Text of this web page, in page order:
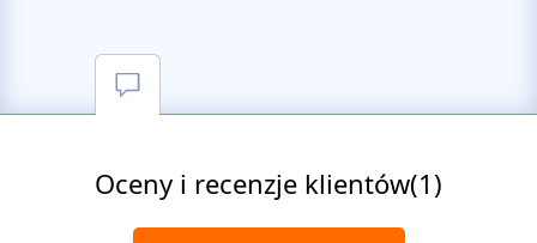
Oceny i recenzje klientów(1)